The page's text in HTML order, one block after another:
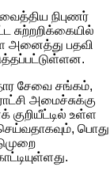
நிபுணர்
சுற்றறிக்கையில்
அனைத்து பதவி
சேவை சங்கம்,
அமைச்சுக்கு
குறியீட்டில் உள்ள
பொது